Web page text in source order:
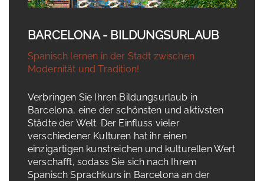
BARCELONA - BILDUNGSURLAUB
Spanisch lernen in der Stadt zwischen
Modernität und Tradition!
Verbringen Sie Ihren Bildungsurlaub in
Barcelona, eine der schönsten und aktivsten
Städte der Welt. Der Einfluss vieler
verschiedener Kulturen hat ihr einen
einzigartigen kunstreichen und kulturellen Wert
verschafft, sodass Sie sich nach Ihrem
Spanisch Sprachkurs in Barcelona an der